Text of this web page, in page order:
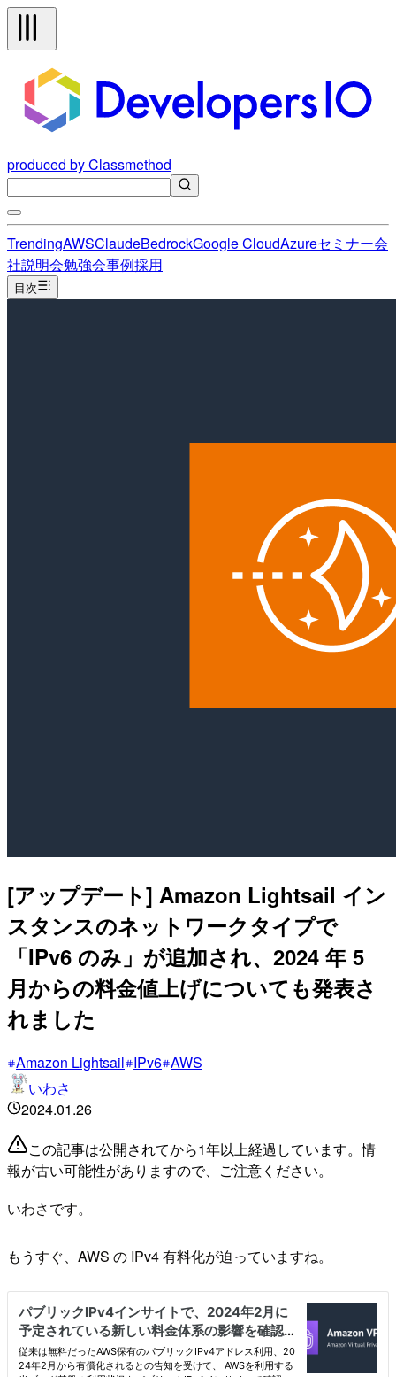
produced by Classmethod
TrendingAWSClaudeBedrockGoogle CloudAzureセミナー会
社説明会勉強会事例採用
目次
[アップデート] Amazon Lightsail イン
スタンスのネットワークタイプで
「IPv6 のみ」が追加され、2024 年 5
月からの料金値上げについても発表さ
れました
Amazon Lightsail IPv6 AWS
いわさ
2024.01.26
この記事は公開されてから1年以上経過しています。情
報が古い可能性がありますので、ご注意ください。
いわさです。
もうすぐ、AWS の IPv4 有料化が迫っていますね。